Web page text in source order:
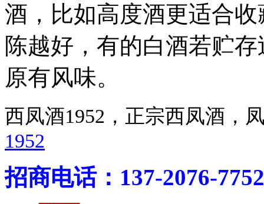
酒，比如高度酒更适合
陈越好，有的白酒若贮
原有风味。
西凤酒1952，正宗西凤酒
1952
招商电话：137-2076-7752